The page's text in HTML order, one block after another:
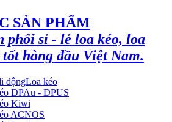
SẢN PHẨM
Loa kéo
DPAu - DPUS
Kiwi
ACNOS